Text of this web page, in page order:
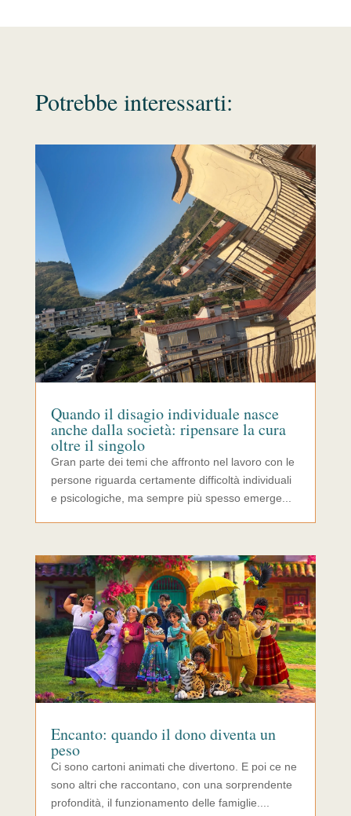
Potrebbe interessarti:
Quando il disagio individuale nasce
anche dalla società: ripensare la cura
oltre il singolo
Gran parte dei temi che affronto nel lavoro con le
persone riguarda certamente difficoltà individuali
e psicologiche, ma sempre più spesso emerge...
Encanto: quando il dono diventa un
peso
Ci sono cartoni animati che divertono. E poi ce ne
sono altri che raccontano, con una sorprendente
profondità, il funzionamento delle famiglie....